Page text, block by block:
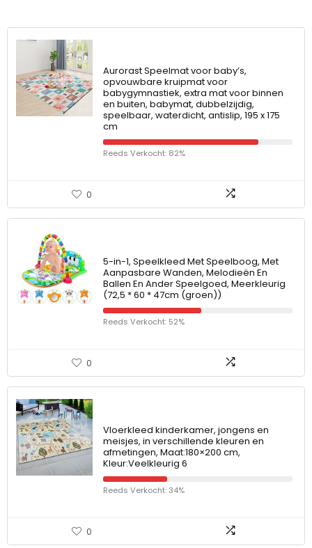
Aurorast Speelmat voor baby’s,
opvouwbare kruipmat voor
babygymnastiek, extra mat voor binnen
en buiten, babymat, dubbelzijdig,
speelbaar, waterdicht, antislip, 195 x 175
cm
Reeds Verkocht: 82%
0
5-in-1, Speelkleed Met Speelboog, Met
Aanpasbare Wanden, Melodieën En
Ballen En Ander Speelgoed, Meerkleurig
(72,5 * 60 * 47cm (groen))
Reeds Verkocht: 52%
0
Vloerkleed kinderkamer, jongens en
meisjes, in verschillende kleuren en
afmetingen, Maat:180×200 cm,
Kleur:Veelkleurig 6
Reeds Verkocht: 34%
0